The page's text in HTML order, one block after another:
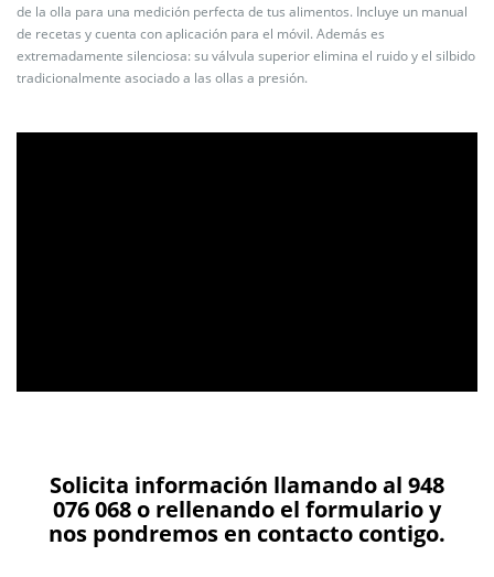
de la olla para una medición perfecta de tus alimentos. Incluye un manual
de recetas y cuenta con aplicación para el móvil. Además es
extremadamente silenciosa: su válvula superior elimina el ruido y el silbido
tradicionalmente asociado a las ollas a presión.
Solicita información llamando al 948
076 068 o rellenando el formulario y
nos pondremos en contacto contigo.